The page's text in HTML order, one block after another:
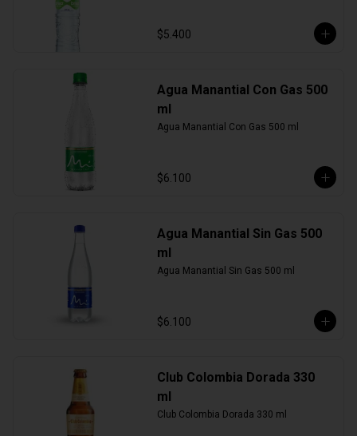
$5.400
Agua Manantial Con Gas 500
ml
Agua Manantial Con Gas 500 ml
$6.100
Agua Manantial Sin Gas 500
ml
Agua Manantial Sin Gas 500 ml
$6.100
Club Colombia Dorada 330
ml
Club Colombia Dorada 330 ml